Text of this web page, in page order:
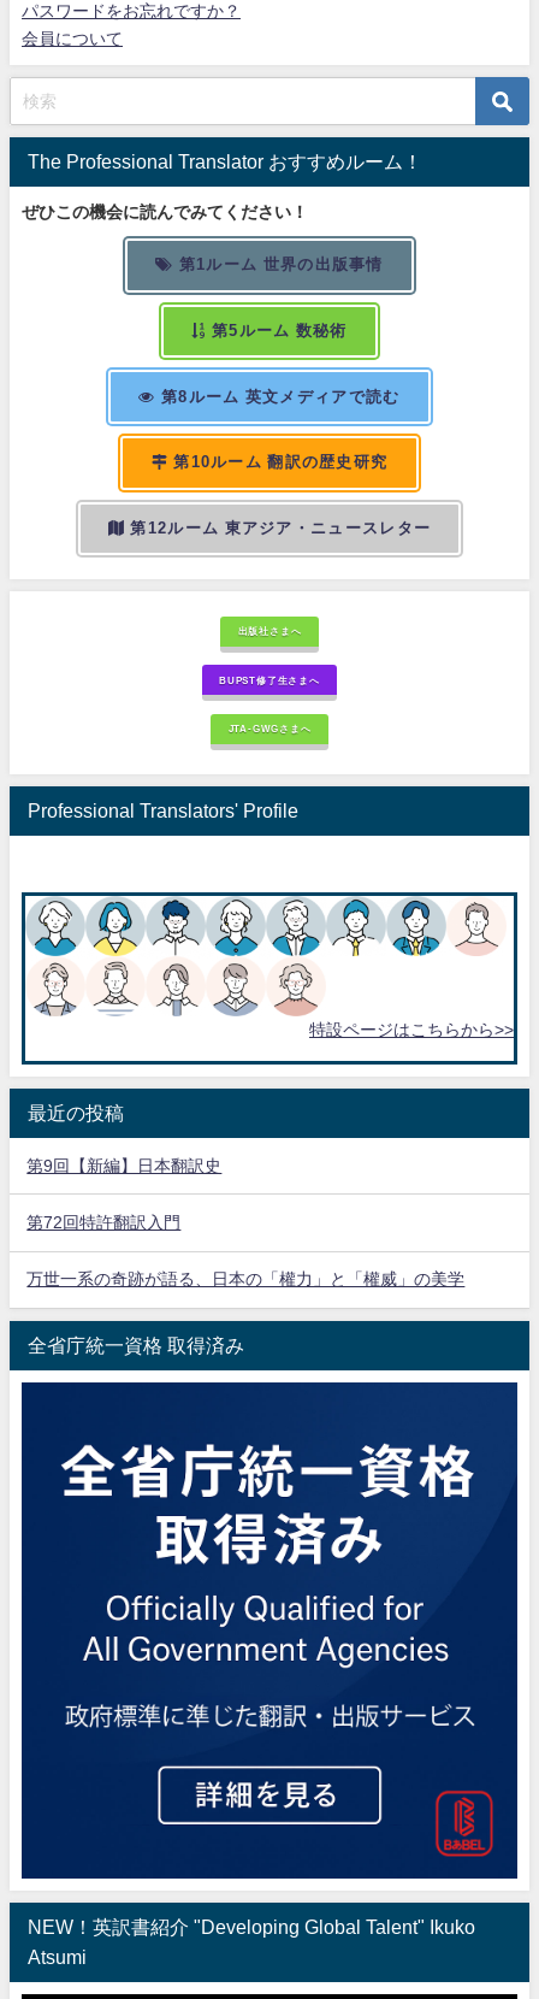
パスワードをお忘れですか？
会員について
The Professional Translator おすすめルーム！
ぜひこの機会に読んでみてください！
第1ルーム 世界の出版事情
第5ルーム 数秘術
第8ルーム 英文メディアで読む
第10ルーム 翻訳の歴史研究
第12ルーム 東アジア・ニュースレター
出版社さまへ
BUPST修了生さまへ
JTA-GWGさまへ
Professional Translators' Profile
特設ページはこちらから>>
最近の投稿
第9回【新編】日本翻訳史
第72回特許翻訳入門
万世一系の奇跡が語る、日本の「權力」と「權威」の美学
全省庁統一資格 取得済み
NEW！英訳書紹介 "Developing Global Talent" Ikuko
Atsumi